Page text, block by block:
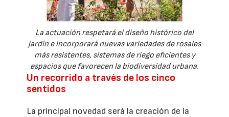
La actuación respetará el diseño histórico del
jardín e incorporará nuevas variedades de rosales
más resistentes, sistemas de riego eficientes y
espacios que favorecen la biodiversidad urbana.
Un recorrido a través de los cinco
sentidos
La principal novedad será la creación de la